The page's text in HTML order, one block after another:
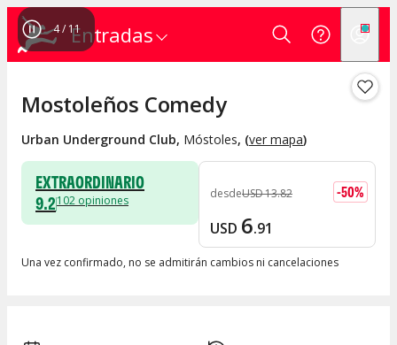
Entradas
4/ 11
Mostoleños Comedy
Urban Underground Club, Móstoles, (ver mapa)
EXTRAORDINARIO
9.2102 opiniones desdeUSD13.82 -50%
USD 6.91
Una vez confirmado, no se admitirán cambios ni cancelaciones